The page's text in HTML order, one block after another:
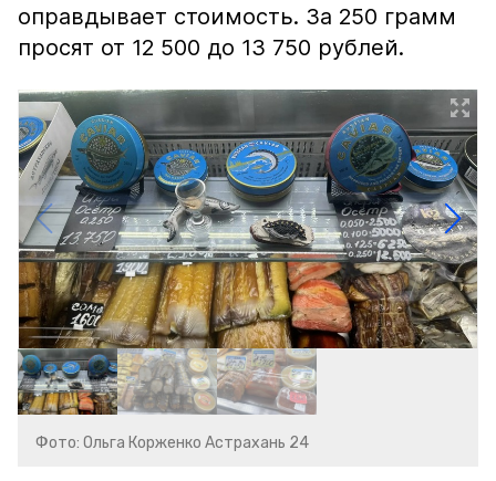
оправдывает стоимость. За 250 грамм
просят от 12 500 до 13 750 рублей.
Фото: Ольга Корженко Астрахань 24